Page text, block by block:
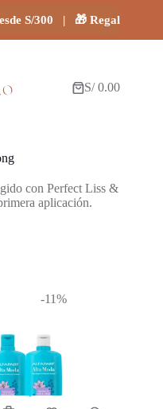
S/300 | 🎁 Regalos en
Carro
S/0.00
con Perfect Liss &
aplicación.
-11%